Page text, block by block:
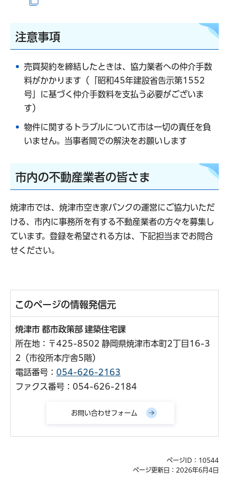
注意事項
売買契約を締結したときは、協力業者への仲介手数
料がかかります（「昭和45年建設省告示第1552
号」に基づく仲介手数料を支払う必要がございま
す）
物件に関するトラブルについて市は一切の責任を負
いません。当事者間での解決をお願いします
市内の不動産業者の皆さま
焼津市では、焼津市空き家バンクの運営にご協力いただ
ける、市内に事務所を有する不動産業者の方々を募集し
ています。登録を希望される方は、下記担当までお問合
せください。
このページの情報発信元
焼津市 都市政策部 建築住宅課
所在地：〒425-8502 静岡県焼津市本町2丁目16-3
2（市役所本庁舎5階）
電話番号： 054-626-2163
ファクス番号：054-626-2184
ページID：10544
ページ更新日：2026年6月4日